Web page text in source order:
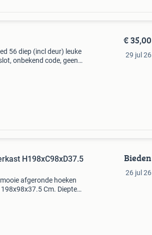
56 diep (incl deur) leuke
onbekend code, geen
€ 35,00
29 jul 26
H198xC98xD37.5
afgeronde hoeken
Cm. Diepte
Bieden
26 jul 26